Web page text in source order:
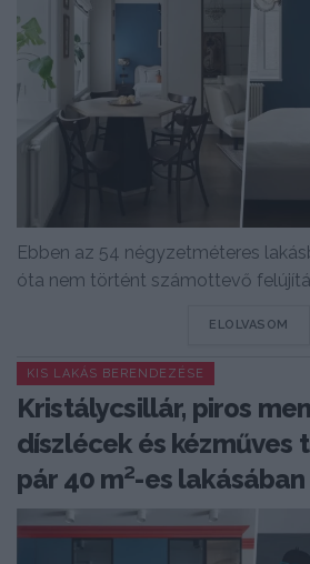
Ebben az 54 négyzetméteres
óta nem történt számottevő
ELOLVASOM
KIS LAKÁS BERENDEZÉSE
Kristálycsillár, piros
díszlécek és
pár 40 m²-es lakásában